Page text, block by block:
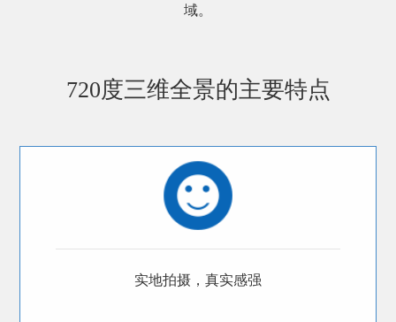
域。
720度三维全景的主要特点
实地拍摄，真实感强